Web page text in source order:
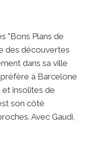
"Bons Plans de
des découvertes
dans sa ville
à Barcelone
et insolites de
son côté
Avec Gaudi,